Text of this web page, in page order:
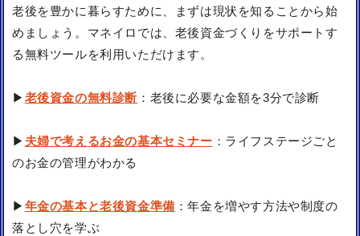
老後を豊かに暮らすために、まずは現状を知ることから始
めましょう。マネイロでは、老後資金づくりをサポートす
る無料ツールを利用いただけます。
▶ 老後資金の無料診断 ：老後に必要な金額を3分で診断
▶ 夫婦で考えるお金の基本セミナー ：ライフステージごと
のお金の管理がわかる
▶ 年金の基本と老後資金準備 ：年金を増やす方法や制度の
落とし穴を学ぶ